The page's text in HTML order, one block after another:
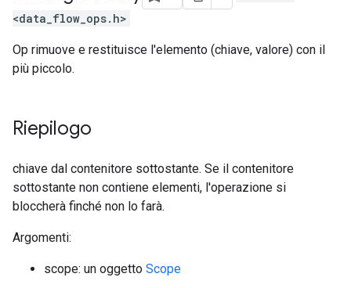
<data_flow_ops.h>
Op rimuove e restituisce l'elemento (chiave, valore) con il
più piccolo.
Riepilogo
chiave dal contenitore sottostante. Se il contenitore
sottostante non contiene elementi, l'operazione si
bloccherà finché non lo farà.
Argomenti:
scope: un oggetto Scope